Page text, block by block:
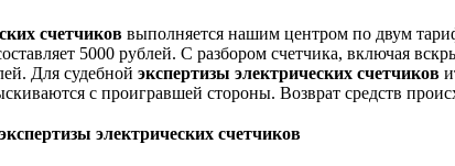
счетчиков выполняется нашим центром по двум
5000 рублей. С разбором счетчика, включая
Для судебной экспертизы электрических счетчиков
с проигравшей стороны. Возврат средств
электрических счетчиков